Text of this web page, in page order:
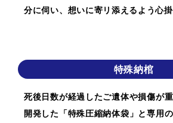
分に伺い、想いに寄リ添えるよう心掛
特殊納棺
死後日数が経過したご遺体や損傷が
開発した「特殊圧縮納体袋」と専用